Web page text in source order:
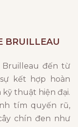
BRUILLEAU
Bruilleau đến từ
kết hợp hoàn
thuật hiện đại.
tím quyến rũ,
chín đen như